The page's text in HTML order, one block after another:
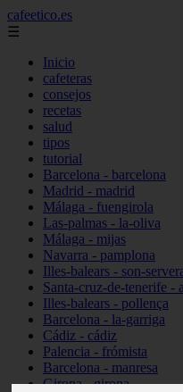
cafeetico.es
☰
Inicio
cafeteras
consejos
recetas
salud
tipos
tutorial
Barcelona - barcelona
Madrid - madrid
Málaga - fuengirola
Las-palmas - la-oliva
Málaga - mijas
Navarra - pamplona
Illes-balears - son-
Santa-cruz-de-tenerife -
Illes-balears - pollença
Barcelona - la-garriga
Cádiz - cádiz
Palencia - frómista
Barcelona - manresa
Girona - girona